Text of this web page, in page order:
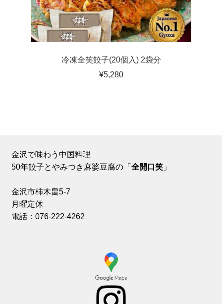
冷凍全笑餃子(20個入) 2袋分
¥5,280
金沢で味わう中国料理
50年餃子とやみつき麻婆豆腐の「 全開口笑」
金沢市柿木畠5-7
月曜定休
電話：076-222-4262